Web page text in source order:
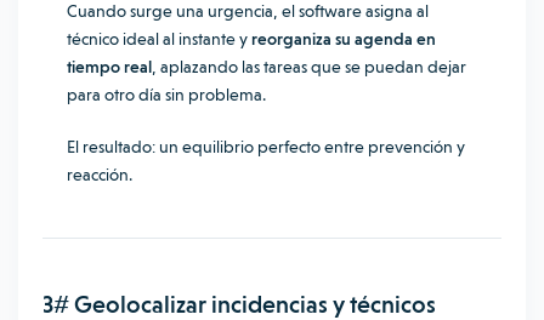
Cuando surge una urgencia, el software asigna al
técnico ideal al instante yreorganiza su agenda en
tiempo real , aplazando las tareas que se puedan dejar
para otro día sin problema.
El resultado: un equilibrio perfecto entre prevención y
reacción.
3# Geolocalizar incidencias y técnicos